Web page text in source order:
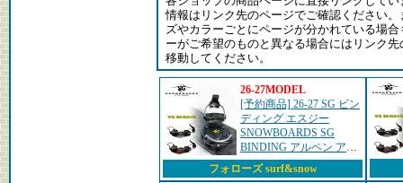
情報はリンク先のページでご確認ください
ズやカラーごとにページが分かれている場
ーがご希望のものと異なる場合にはリンク
移動してください。
26-27MODEL
[予約商品] 26-27 SG ビン
ディング エスジー
SNOWBOARDS SG
BINDING アルペン アル
ペンボード バインディ
ング 2026 2027
フォローズ surf&snow